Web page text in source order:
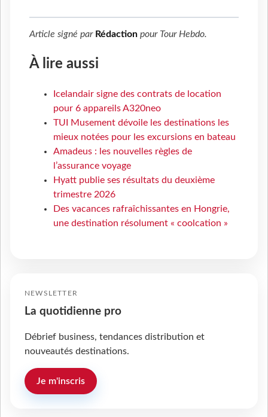
Article signé par Rédaction pour Tour Hebdo.
À lire aussi
Icelandair signe des contrats de location
pour 6 appareils A320neo
TUI Musement dévoile les destinations les
mieux notées pour les excursions en bateau
Amadeus : les nouvelles règles de
l’assurance voyage
Hyatt publie ses résultats du deuxième
trimestre 2026
Des vacances rafraîchissantes en Hongrie,
une destination résolument « coolcation »
NEWSLETTER
La quotidienne pro
Débrief business, tendances distribution et
nouveautés destinations.
Je m'inscris